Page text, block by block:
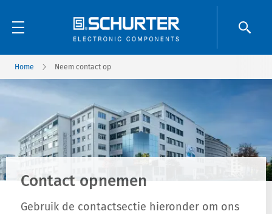
Home Neem contact op
Contact opnemen
Gebruik de contactsectie hieronder om ons